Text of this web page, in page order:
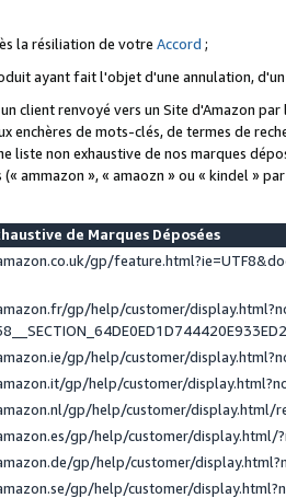
la résiliation de votre Accord ;
ayant fait l'objet d'une annulation,
client renvoyé vers un Site d'Amazon
enchères de mots-clés, de termes de
liste non exhaustive de nos marques
ammazon », « amaozn » ou « kindel »
de Marques Déposées
gp/
gp/help/customer/
gp/help/customer/
gp/help/customer/
gp/help/customer/display.html/
gp/help/customer/display.html/
gp/help/customer/
gp/help/customer/